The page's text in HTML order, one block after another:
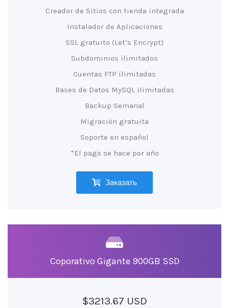
Creador de Sitios con tienda integrada
Instalador de Aplicaciones
SSL gratuito (Let’s Encrypt)
Subdominios ilimitados
Cuentas FTP ilimitadas
Bases de Datos MySQL ilimitadas
Backup Semanal
Migración gratuita
Soporte en español
*El pago se hace por año
Заказать
Coporativo Gigante 900GB SSD
$3213.67 USD